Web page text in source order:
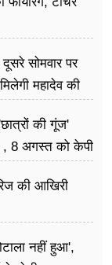
सोमवार पर
महादेव की
की गूंज'
8 अगस्त को केपी
की आखिरी
नहीं हुआ',